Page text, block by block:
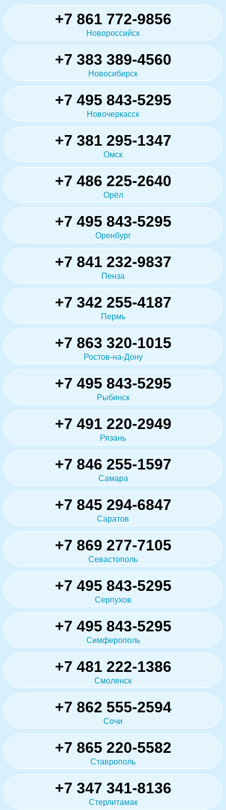
+7 861 772-9856
Новороссийск
+7 383 389-4560
Новосибирск
+7 495 843-5295
Новочеркасск
+7 381 295-1347
Омск
+7 486 225-2640
Орёл
+7 495 843-5295
Оренбург
+7 841 232-9837
Пенза
+7 342 255-4187
Пермь
+7 863 320-1015
Ростов-на-Дону
+7 495 843-5295
Рыбинск
+7 491 220-2949
Рязань
+7 846 255-1597
Самара
+7 845 294-6847
Саратов
+7 869 277-7105
Севастополь
+7 495 843-5295
Серпухов
+7 495 843-5295
Симферополь
+7 481 222-1386
Смоленск
+7 862 555-2594
Сочи
+7 865 220-5582
Ставрополь
+7 347 341-8136
Стерлитамак